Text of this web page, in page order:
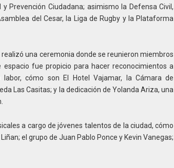
Prevención Ciudadana; asimismo la Defensa Civil,
del Cesar, la Liga de Rugby y la Plataforma
una ceremonia donde se reunieron miembros
espacio fue propicio para hacer reconocimientos a
cómo son El Hotel Vajamar, la Cámara de
Las Casitas; y la dedicación de Yolanda Ariza, una
a cargo de jóvenes talentos de la ciudad, cómo
el grupo de Juan Pablo Ponce y Kevin Vanegas;